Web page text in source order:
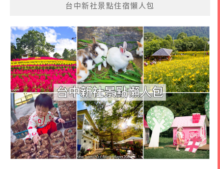
台中新社景點住宿懶人包